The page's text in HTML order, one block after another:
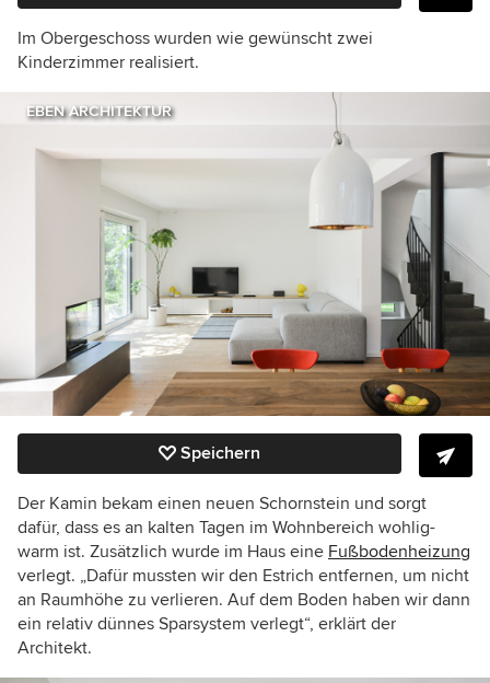
Im Obergeschoss wurden wie gewünscht zwei
Kinderzimmer realisiert.
EBEN ARCHITEKTUR
Speichern
Der Kamin bekam einen neuen Schornstein und sorgt
dafür, dass es an kalten Tagen im Wohnbereich wohlig-
warm ist. Zusätzlich wurde im Haus eine Fußbodenheizung
verlegt. „Dafür mussten wir den Estrich entfernen, um nicht
an Raumhöhe zu verlieren. Auf dem Boden haben wir dann
ein relativ dünnes Sparsystem verlegt“, erklärt der
Architekt.